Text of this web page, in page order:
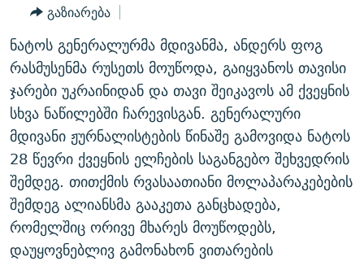
60 ᲓᲔᲪᲘᲑᲔᲚᲘ
ᲒᲐᲜᲙᲘᲗᲮᲕᲘᲡ ᲓᲦᲔ
ᲓᲘᲚᲘᲡ ᲡᲐᲣᲑᲠᲔᲑᲘ
ᲛᲝᲚᲐᲞᲐᲠᲐᲙᲔ ᲢᲔᲥᲡᲢᲔᲑᲘ
ᲨᲘᲜ - ᲣᲪᲮᲝᲔᲗᲨᲘ
ᲚᲘᲢᲔᲠᲐᲢᲣᲠᲣᲚᲘ ᲬᲐᲮᲜᲐᲒᲔᲑᲘ
ᲐᲛᲔᲠᲘᲙᲣᲚᲘ ᲛᲝᲗᲮᲠᲝᲑᲐ
ᲤᲔᲜᲝᲕᲐᲜᲘ - 2.10
ᲗᲥᲕᲔᲜᲘ ᲞᲣᲑᲚᲘᲙᲐᲪᲘᲔᲑᲘ
ᲞᲠᲝᲔᲥᲢᲔᲑᲘ
ᲣᲙᲠᲐᲘᲜᲐᲨᲘ ᲓᲐᲦᲣᲞᲣᲚᲘ ᲥᲐᲠᲗᲕᲔᲚᲘ ᲛᲔᲑᲠᲫᲝᲚᲔᲑᲘ - 2022
ᲓᲐᲛᲝᲣᲙᲘᲓᲔᲑᲚᲝᲑᲘᲡ 100 ᲬᲔᲚᲘ
ᲩᲔᲛᲘ ᲡᲘᲙᲕᲓᲘᲚᲘᲡ ᲛᲘᲖᲔᲖᲘᲐ COVID-19
11 ᲬᲔᲚᲘ - 11 ᲐᲛᲑᲐᲕᲘ
ᲡᲐᲞᲐᲠᲚᲐᲛᲔᲜᲢᲝ ᲐᲠᲩᲔᲕᲜᲔᲑᲘᲡ ᲘᲡᲢᲝᲠᲘᲐ
ᲑᲐᲕᲨᲕᲔᲑᲘ ᲞᲠᲝᲡᲢᲘᲢᲣᲪᲘᲐᲨᲘ - ᲐᲛᲝᲣᲗᲥᲛᲔᲚᲘ ᲐᲛᲑᲐᲕᲘ
ЭХО КАВКАЗА
ᲒᲐᲛᲝᲘᲬᲔᲠᲔ
რთე/რთ-ის ყველა საიტი
გაზიარება
ნატოს გენერალურმა მდივანმა, ანდერს ფოგ
რასმუსენმა რუსეთს მოუწოდა, გაიყვანოს თავისი
ჯარები უკრაინიდან და თავი შეიკავოს ამ ქვეყნის
სხვა ნაწილებში ჩარევისგან. გენერალური
მდივანი ჟურნალისტების წინაშე გამოვიდა ნატოს
28 წევრი ქვეყნის ელჩების საგანგებო შეხვედრის
შემდეგ. თითქმის რვასაათიანი მოლაპარაკებების
შემდეგ ალიანსმა გააკეთა განცხადება,
რომელშიც ორივე მხარეს მოუწოდებს,
დაუყოვნებლივ გამონახონ ვითარების